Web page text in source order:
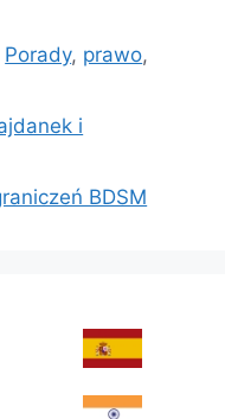
Porady, prawo,
i
BDSM